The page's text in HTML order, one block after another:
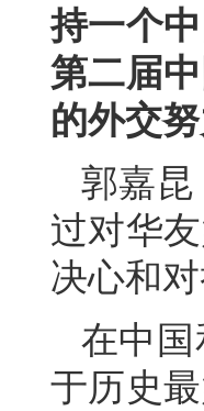
持一个
第二届
的外交
郭嘉
过对华
决心和
在中
于历史